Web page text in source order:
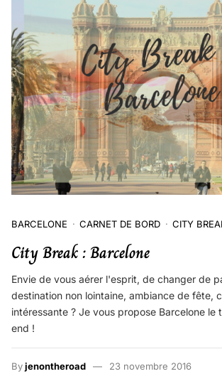
BARCELONE CARNET DE BORD CITY
City Break : Barcelone
Envie de vous aérer l'esprit, de changer de
destination non lointaine, ambiance de fête,
intéressante ? Je vous propose Barcelone le
end !
Byjenontheroad 23 novembre 2016